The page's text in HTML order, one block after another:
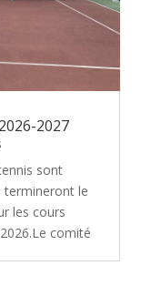
2027
sont
termineront le
les cours
comité